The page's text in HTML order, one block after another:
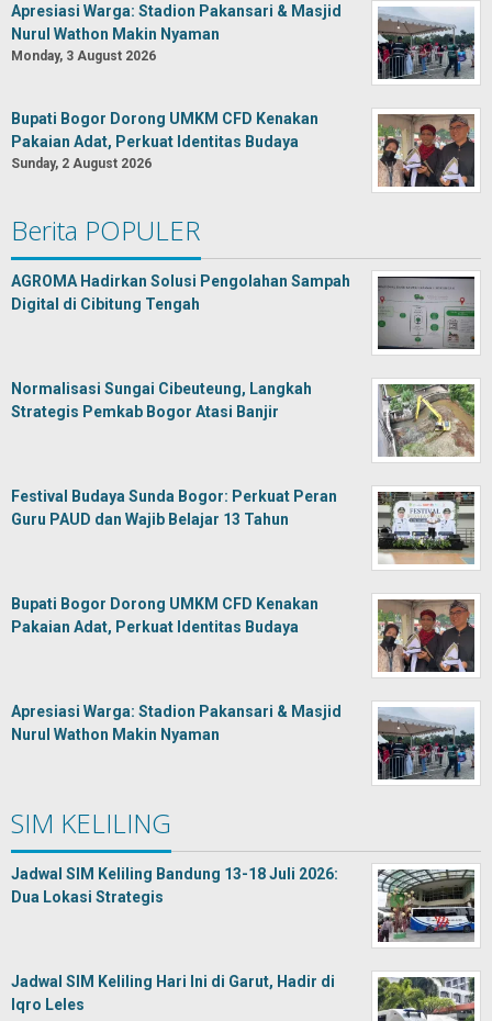
Apresiasi Warga: Stadion Pakansari & Masjid
Nurul Wathon Makin Nyaman
Monday, 3 August 2026
Bupati Bogor Dorong UMKM CFD Kenakan
Pakaian Adat, Perkuat Identitas Budaya
Sunday, 2 August 2026
Berita POPULER
AGROMA Hadirkan Solusi Pengolahan Sampah
Digital di Cibitung Tengah
Normalisasi Sungai Cibeuteung, Langkah
Strategis Pemkab Bogor Atasi Banjir
Festival Budaya Sunda Bogor: Perkuat Peran
Guru PAUD dan Wajib Belajar 13 Tahun
Bupati Bogor Dorong UMKM CFD Kenakan
Pakaian Adat, Perkuat Identitas Budaya
Apresiasi Warga: Stadion Pakansari & Masjid
Nurul Wathon Makin Nyaman
SIM KELILING
Jadwal SIM Keliling Bandung 13-18 Juli 2026:
Dua Lokasi Strategis
Jadwal SIM Keliling Hari Ini di Garut, Hadir di
Iqro Leles